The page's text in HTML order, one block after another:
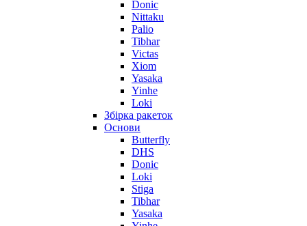
Donic
Nittaku
Palio
Tibhar
Victas
Xiom
Yasaka
Yinhe
Loki
Збірка ракеток
Основи
Butterfly
DHS
Donic
Loki
Stiga
Tibhar
Yasaka